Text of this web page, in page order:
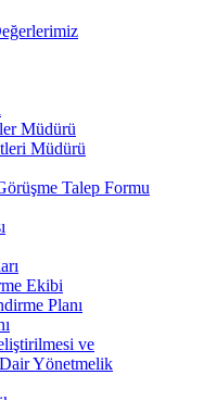
Müdürü
Müdürü
Talep Formu
Ekibi
Planı
ve
Yönetmelik